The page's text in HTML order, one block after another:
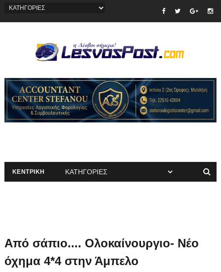
ΚΕΝΤΡΙΚΗ
Από σάπιο.... Ολοκαίνουργιο- Νέο
όχημα 4*4 στην Άμπελο